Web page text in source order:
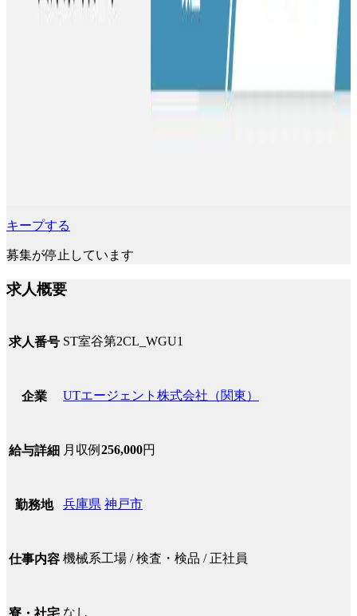
キープする
募集が停止しています
求人概要
求人番号 ST室谷第2CL_WGU1
企業 UTエージェント株式会社（関東）
給与詳細 月収例 256,000円
勤務地 兵庫県 神戸市
仕事内容 機械系工場 / 検査・検品 / 正社員
寮・社宅 なし